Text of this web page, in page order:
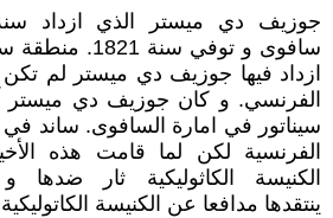
ازداد فيها جوزيف دي ميستر لم تكن
الفرنسي. و كان جوزيف دي ميستر
سيناتور في امارة السافوى. ساند في
الفرنسية لكن لما قامت هذه
الكنيسة الكاثوليكية ثار
ينتقدها مدافعا عن الكنيسة الكاتوليكية